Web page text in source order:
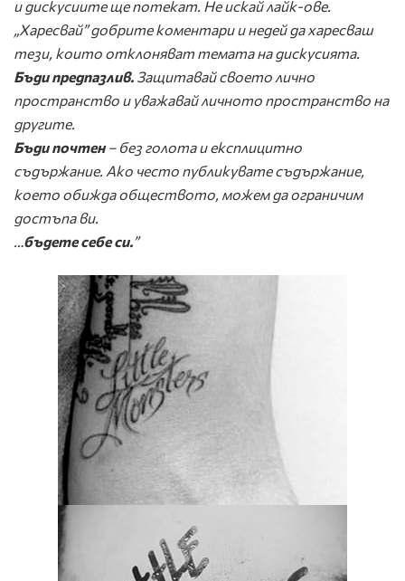
и дискусиите ще потекат. Не искай лайк-ове.
„Харесвай” добрите коментари и недей да харесваш
тези, които отклоняват темата на дискусията.
Бъди предпазлив. Защитавай своето лично
пространство и уважавай личното пространство на
другите.
Бъди почтен– без голота и експлицитно
съдържание. Ако често публикувате съдържание,
което обижда обществото, можем да ограничим
достъпа ви.
бъдете себе си.”